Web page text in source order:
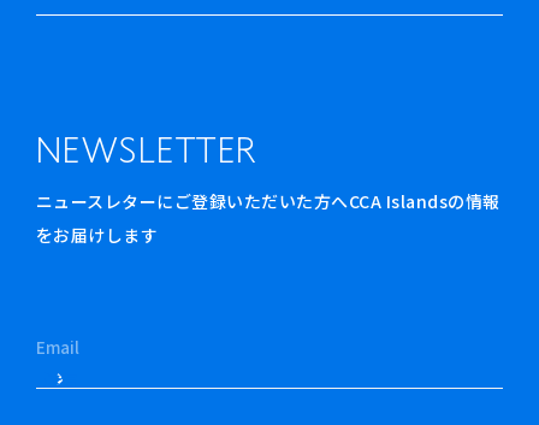
NEWSLETTER
ニュースレターにご登録いただいた方へCCA Islandsの情報
をお届けします